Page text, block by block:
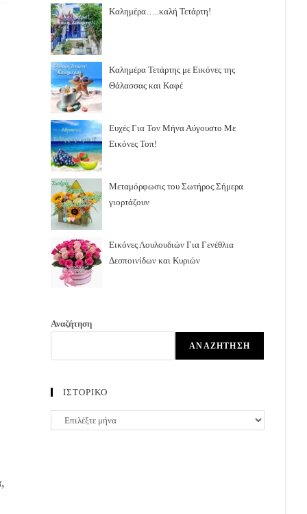
Καλημέρα…..καλή Τετάρτη!
Καλημέρα Τετάρτης με Εικόνες της
Θάλασσας και Καφέ
Ευχές Για Τον Μήνα Αύγουστο Με
Εικόνες Τοπ!
Μεταμόρφωσις του Σωτήρος.Σήμερα
γιορτάζουν
Εικόνες Λουλουδιών Για Γενέθλια
Δεσποινίδων και Κυριών
Αναζήτηση
ΑΝΑΖΉΤΗΣΗ
ΙΣΤΟΡΙΚΟ
ΙΣΤΟΡΙΚΟ